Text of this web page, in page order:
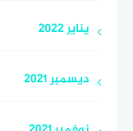
يناير 2022
ديسمبر 2021